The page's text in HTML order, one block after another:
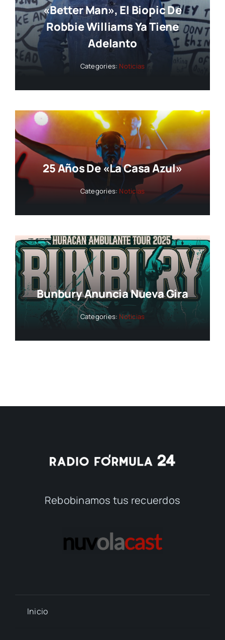
«Better Man», El Biopic De
Robbie Williams Ya Tiene
Adelanto
Categories: Noticias
25 Años De «La Casa Azul»
Categories: Noticias
Bunbury Anuncia Nueva Gira
Categories: Noticias
Rebobinamos tus recuerdos
Inicio